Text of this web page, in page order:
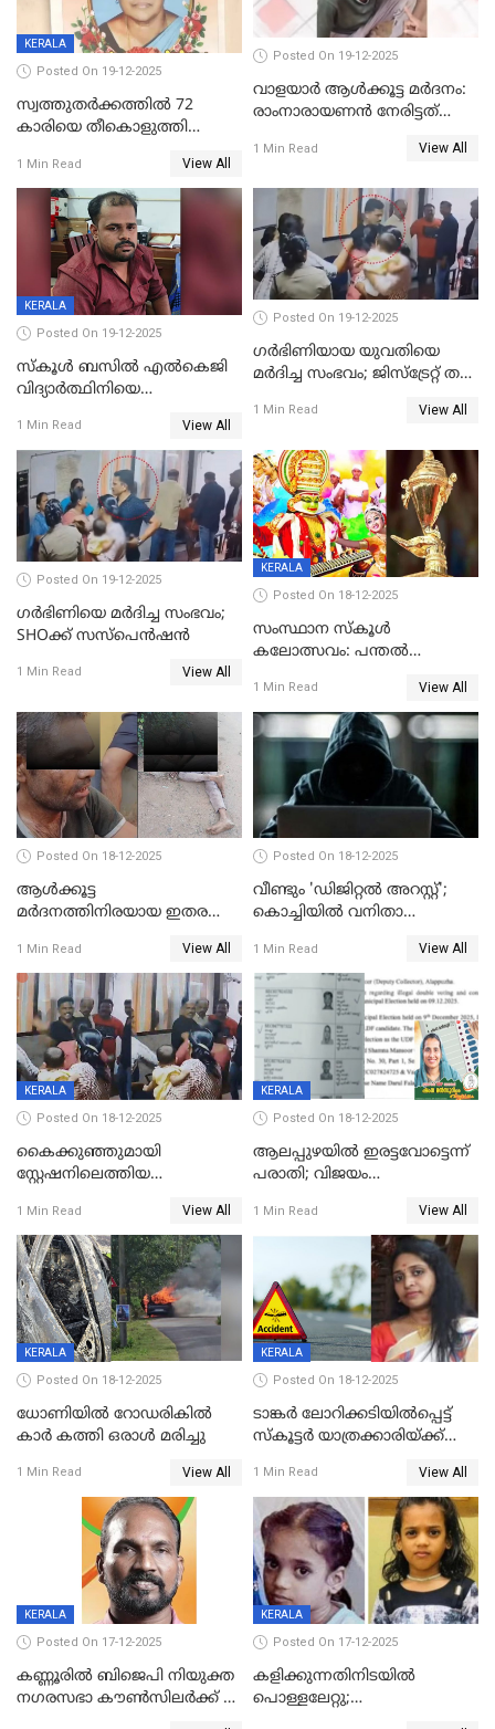
KERALA
Posted On 19-12-2025
സ്വത്തുതര്‍ക്കത്തില്‍ 72
കാരിയെ തീകൊളുത്തി
ക്രൂരകൊലപാതകത്തില്‍
സഹോദരിപുത്രന് ജീവപര്യന്തം
1 Min Read View All
Posted On 19-12-2025
വാളയാർ ആൾക്കൂട്ട മർദനം:
രാംനാരായണൻ നേരിട്ടത്
നാൽപ്പതിലേറെ
റിപ്പോർട്ട്
1 Min Read View All
KERALA
Posted On 19-12-2025
സ്കൂൾ ബസിൽ എൽകെജി
വിദ്യാര്‍ത്ഥിനിയെ
ക്ലീനര്‍ പിടിയിൽ
1 Min Read View All
Posted On 19-12-2025
ഗര്‍ഭിണിയായ യുവതിയെ
മര്‍ദിച്ച സംഭവം; ജിസ്‌ട്രേറ്റ് തല
യുവതി
1 Min Read View All
Posted On 19-12-2025
ഗര്‍ഭിണിയെ മർദിച്ച സംഭവം;
SHOക്ക് സസ്പെൻഷൻ
1 Min Read View All
KERALA
Posted On 18-12-2025
സംസ്ഥാന സ്കൂൾ
കലോത്സവം: പന്തൽ
1 Min Read View All
Posted On 18-12-2025
ആൾക്കൂട്ട
മർദനത്തിനിരയായ ഇതര
നടുക്കുന്ന സംഭവം
വാളയാറിൽ
1 Min Read View All
Posted On 18-12-2025
വീണ്ടും 'ഡിജിറ്റല്‍ അറസ്റ്റ്';
കൊച്ചിയില്‍ വനിതാ
കോടി രൂപ
1 Min Read View All
KERALA
Posted On 18-12-2025
കൈക്കുഞ്ഞുമായി
സ്റ്റേഷനിലെത്തിയ
കരണത്തടിച്ചു; CC ടിവി
ദൃശ്യങ്ങൾ പുറത്ത്
1 Min Read View All
KERALA
Posted On 18-12-2025
ആലപ്പുഴയിൽ ഇരട്ടവോട്ടെന്ന്
പരാതി; വിജയം
വാർഡിലെ എൽഡിഎഫ്
സ്ഥാനാർത്ഥി
1 Min Read View All
KERALA
Posted On 18-12-2025
ധോണിയിൽ റോഡരികിൽ
കാർ കത്തി ഒരാൾ മരിച്ചു
1 Min Read View All
KERALA
Posted On 18-12-2025
ടാങ്കർ ലോറിക്കടിയിൽപ്പെട്ട്
സ്കൂട്ടർ യാത്രക്കാരിയ്ക്ക്
കണ്ടോത്ത് ദേശീയ പാതയിൽ
1 Min Read View All
KERALA
Posted On 17-12-2025
കണ്ണൂരിൽ ബിജെപി നിയുക്ത
നഗരസഭാ കൗൺസിലർക്ക് 36
KERALA
Posted On 17-12-2025
കളിക്കുന്നതിനിടയിൽ
പൊള്ളലേറ്റു;